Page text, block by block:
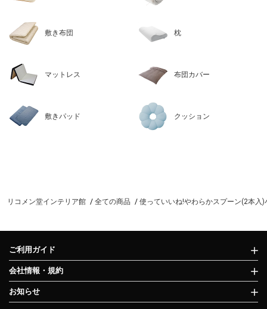
敷き布団 枕
マットレス 布団カバー
敷きパッド クッション
リコメン堂インテリア館 全ての商品 使っていいね!やわらかスプーン(2本
ご利用ガイド
会社情報・規約
お知らせ